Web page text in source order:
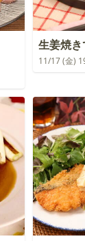
生姜焼き
11/17 (金)